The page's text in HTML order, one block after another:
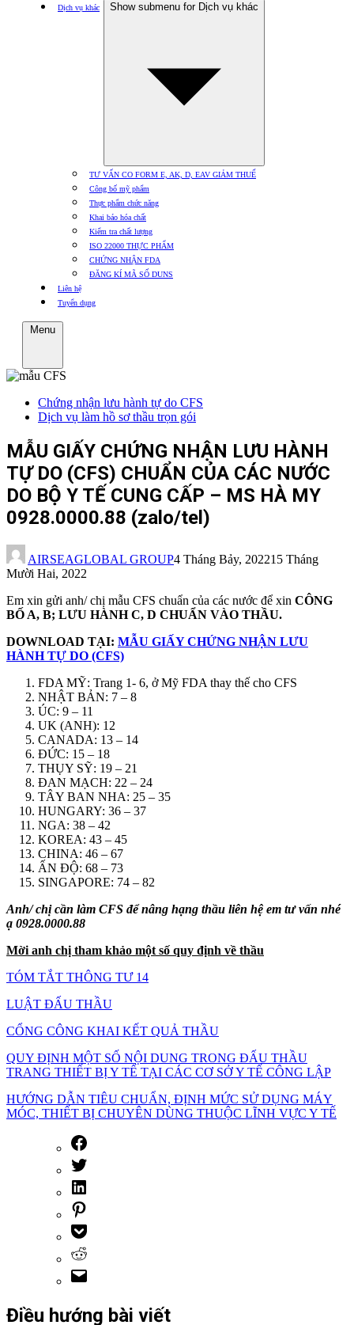
Dịch vụ khác
Show submenu for Dịch vụ khác
TƯ VẤN CO FORM E, AK, D, EAV GIẢM THUẾ
Công bố mỹ phẩm
Thực phẩm chức năng
Khai báo hóa chất
Kiểm tra chất lượng
ISO 22000 THỰC PHẨM
CHỨNG NHẬN FDA
ĐĂNG KÍ MÃ SỐ DUNS
Liên hệ
Tuyển dụng
Menu
Chứng nhận lưu hành tự do CFS
Dịch vụ làm hồ sơ thầu trọn gói
MẪU GIẤY CHỨNG NHẬN LƯU HÀNH
TỰ DO (CFS) CHUẨN CỦA CÁC NƯỚC
DO BỘ Y TẾ CUNG CẤP – MS HÀ MY
0928.0000.88 (zalo/tel)
AIRSEAGLOBAL GROUP4 Tháng Bảy, 202215 Tháng
Mười Hai, 2022
Em xin gửi anh/ chị mẫu CFS chuẩn của các nước để xin CÔNG
BỐ A, B; LƯU HÀNH C, D CHUẨN VÀO THẦU.
DOWNLOAD TẠI: MẪU GIẤY CHỨNG NHẬN LƯU
HÀNH TỰ DO (CFS)
FDA MỸ: Trang 1- 6, ở Mỹ FDA thay thế cho CFS
NHẬT BẢN: 7 – 8
ÚC: 9 – 11
UK (ANH): 12
CANADA: 13 – 14
ĐỨC: 15 – 18
THỤY SỸ: 19 – 21
ĐAN MẠCH: 22 – 24
TÂY BAN NHA: 25 – 35
HUNGARY: 36 – 37
NGA: 38 – 42
KOREA: 43 – 45
CHINA: 46 – 67
ẤN ĐỘ: 68 – 73
SINGAPORE: 74 – 82
Anh/ chị cần làm CFS để nâng hạng thầu liên hệ em tư vấn nhé
ạ 0928.0000.88
Mời anh chị tham khảo một số quy định về thầu
TÓM TẮT THÔNG TƯ 14
LUẬT ĐẤU THẦU
CỔNG CÔNG KHAI KẾT QUẢ THẦU
QUY ĐỊNH MỘT SỐ NỘI DUNG TRONG ĐẤU THẦU
TRANG THIẾT BỊ Y TẾ TẠI CÁC CƠ SỞ Y TẾ CÔNG LẬP
HƯỚNG DẪN TIÊU CHUẨN, ĐỊNH MỨC SỬ DỤNG MÁY
MÓC, THIẾT BỊ CHUYÊN DÙNG THUỘC LĨNH VỰC Y TẾ
Điều hướng bài viết